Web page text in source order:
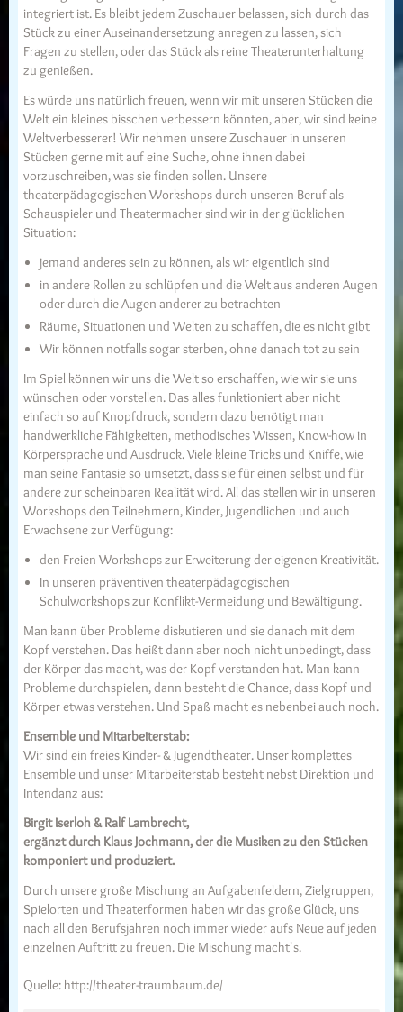
integriert ist. Es bleibt jedem Zuschauer belassen, sich durch das
Stück zu einer Auseinandersetzung anregen zu lassen, sich
Fragen zu stellen, oder das Stück als reine Theaterunterhaltung
zu genießen.
Es würde uns natürlich freuen, wenn wir mit unseren Stücken die
Welt ein kleines bisschen verbessern könnten, aber, wir sind keine
Weltverbesserer! Wir nehmen unsere Zuschauer in unseren
Stücken gerne mit auf eine Suche, ohne ihnen dabei
vorzuschreiben, was sie finden sollen. Unsere
theaterpädagogischen Workshops durch unseren Beruf als
Schauspieler und Theatermacher sind wir in der glücklichen
Situation:
jemand anderes sein zu können, als wir eigentlich sind
in andere Rollen zu schlüpfen und die Welt aus anderen Augen
oder durch die Augen anderer zu betrachten
Räume, Situationen und Welten zu schaffen, die es nicht gibt
Wir können notfalls sogar sterben, ohne danach tot zu sein
Im Spiel können wir uns die Welt so erschaffen, wie wir sie uns
wünschen oder vorstellen. Das alles funktioniert aber nicht
einfach so auf Knopfdruck, sondern dazu benötigt man
handwerkliche Fähigkeiten, methodisches Wissen, Know-how in
Körpersprache und Ausdruck. Viele kleine Tricks und Kniffe, wie
man seine Fantasie so umsetzt, dass sie für einen selbst und für
andere zur scheinbaren Realität wird. All das stellen wir in unseren
Workshops den Teilnehmern, Kinder, Jugendlichen und auch
Erwachsene zur Verfügung:
den Freien Workshops zur Erweiterung der eigenen Kreativität.
In unseren präventiven theaterpädagogischen
Schulworkshops zur Konflikt-Vermeidung und Bewältigung.
Man kann über Probleme diskutieren und sie danach mit dem
Kopf verstehen. Das heißt dann aber noch nicht unbedingt, dass
der Körper das macht, was der Kopf verstanden hat. Man kann
Probleme durchspielen, dann besteht die Chance, dass Kopf und
Körper etwas verstehen. Und Spaß macht es nebenbei auch noch.
Ensemble und Mitarbeiterstab:
Wir sind ein freies Kinder- & Jugendtheater. Unser komplettes
Ensemble und unser Mitarbeiterstab besteht nebst Direktion und
Intendanz aus:
Birgit Iserloh & Ralf Lambrecht,
ergänzt durch Klaus Jochmann, der die Musiken zu den Stücken
komponiert und produziert.
Durch unsere große Mischung an Aufgabenfeldern, Zielgruppen,
Spielorten und Theaterformen haben wir das große Glück, uns
nach all den Berufsjahren noch immer wieder aufs Neue auf jeden
einzelnen Auftritt zu freuen. Die Mischung macht's.
Quelle: http://theater-traumbaum.de/